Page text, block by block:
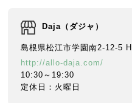
Daja（ダジャ）
島根県松江市学園南2-12-5
http://allo-daja.com/
10:30～19:30
定休日：火曜日